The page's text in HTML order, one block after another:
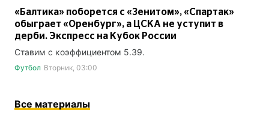
«Балтика» поборется с «Зенитом», «Спартак»
обыграет «Оренбург», а ЦСКА не уступит в
дерби. Экспресс на Кубок России
Ставим с коэффициентом 5.39.
Футбол Вторник, 03:00
Все материалы